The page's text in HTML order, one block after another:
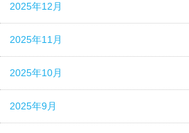
2025年12月
2025年11月
2025年10月
2025年9月